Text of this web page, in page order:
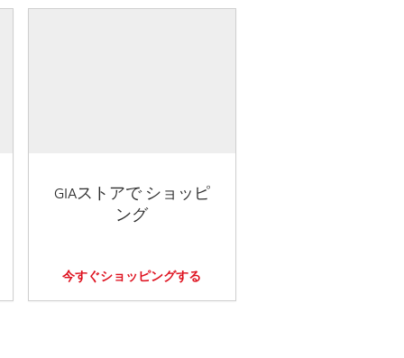
GIAストアで ショッピ
ング
今すぐショッピングする